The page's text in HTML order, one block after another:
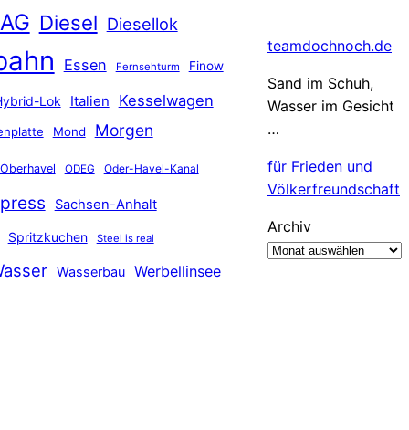
Diesel Diesellok
Essen Fernsehturm Finow
Lok Italien Kesselwagen
Mond Morgen
Oberhavel ODEG Oder-Havel-Kanal
Sachsen-Anhalt
Spritzkuchen Steel is real
Wasserbau Werbellinsee
teamdochnoch.de
Sand im Schuh,
Wasser im Gesicht
…
für Frieden und
Völkerfreundschaft
Archiv